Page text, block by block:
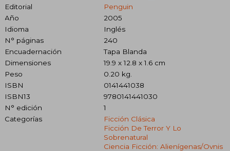
Editorial
Penguin
Año
2005
Idioma
Inglés
N° páginas
240
Encuadernación
Tapa Blanda
Dimensiones
19.9 x 12.8 x 1.6 cm
Peso
0.20 kg.
ISBN
0141441038
ISBN13
9780141441030
N° edición
1
Categorías
Ficción Clásica
Ficción De Terror Y Lo
Sobrenatural
Ciencia Ficción: Alienígenas/ovnis